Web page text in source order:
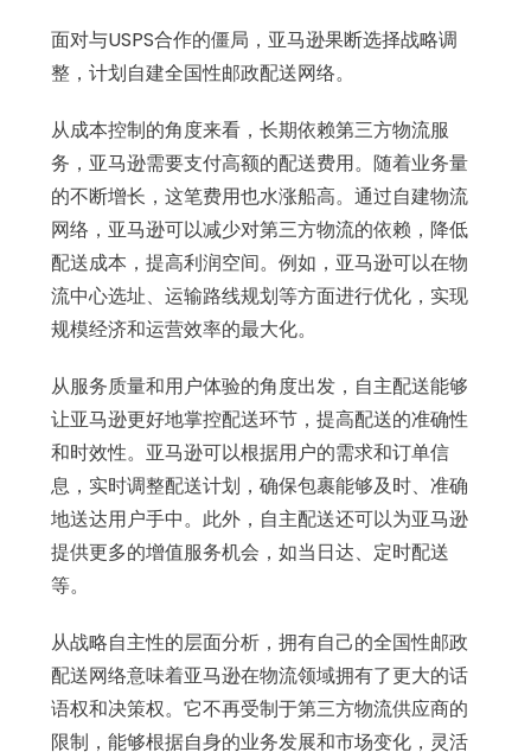
面对与USPS合作的僵局，亚马逊果断选择战略调
整，计划自建全国性邮政配送网络。
从成本控制的角度来看，长期依赖第三方物流服
务，亚马逊需要支付高额的配送费用。随着业务量
的不断增长，这笔费用也水涨船高。通过自建物流
网络，亚马逊可以减少对第三方物流的依赖，降低
配送成本，提高利润空间。例如，亚马逊可以在物
流中心选址、运输路线规划等方面进行优化，实现
规模经济和运营效率的最大化。
从服务质量和用户体验的角度出发，自主配送能够
让亚马逊更好地掌控配送环节，提高配送的准确性
和时效性。亚马逊可以根据用户的需求和订单信
息，实时调整配送计划，确保包裹能够及时、准确
地送达用户手中。此外，自主配送还可以为亚马逊
提供更多的增值服务机会，如当日达、定时配送
等。
从战略自主性的层面分析，拥有自己的全国性邮政
配送网络意味着亚马逊在物流领域拥有了更大的话
语权和决策权。它不再受制于第三方物流供应商的
限制，能够根据自身的业务发展和市场变化，灵活